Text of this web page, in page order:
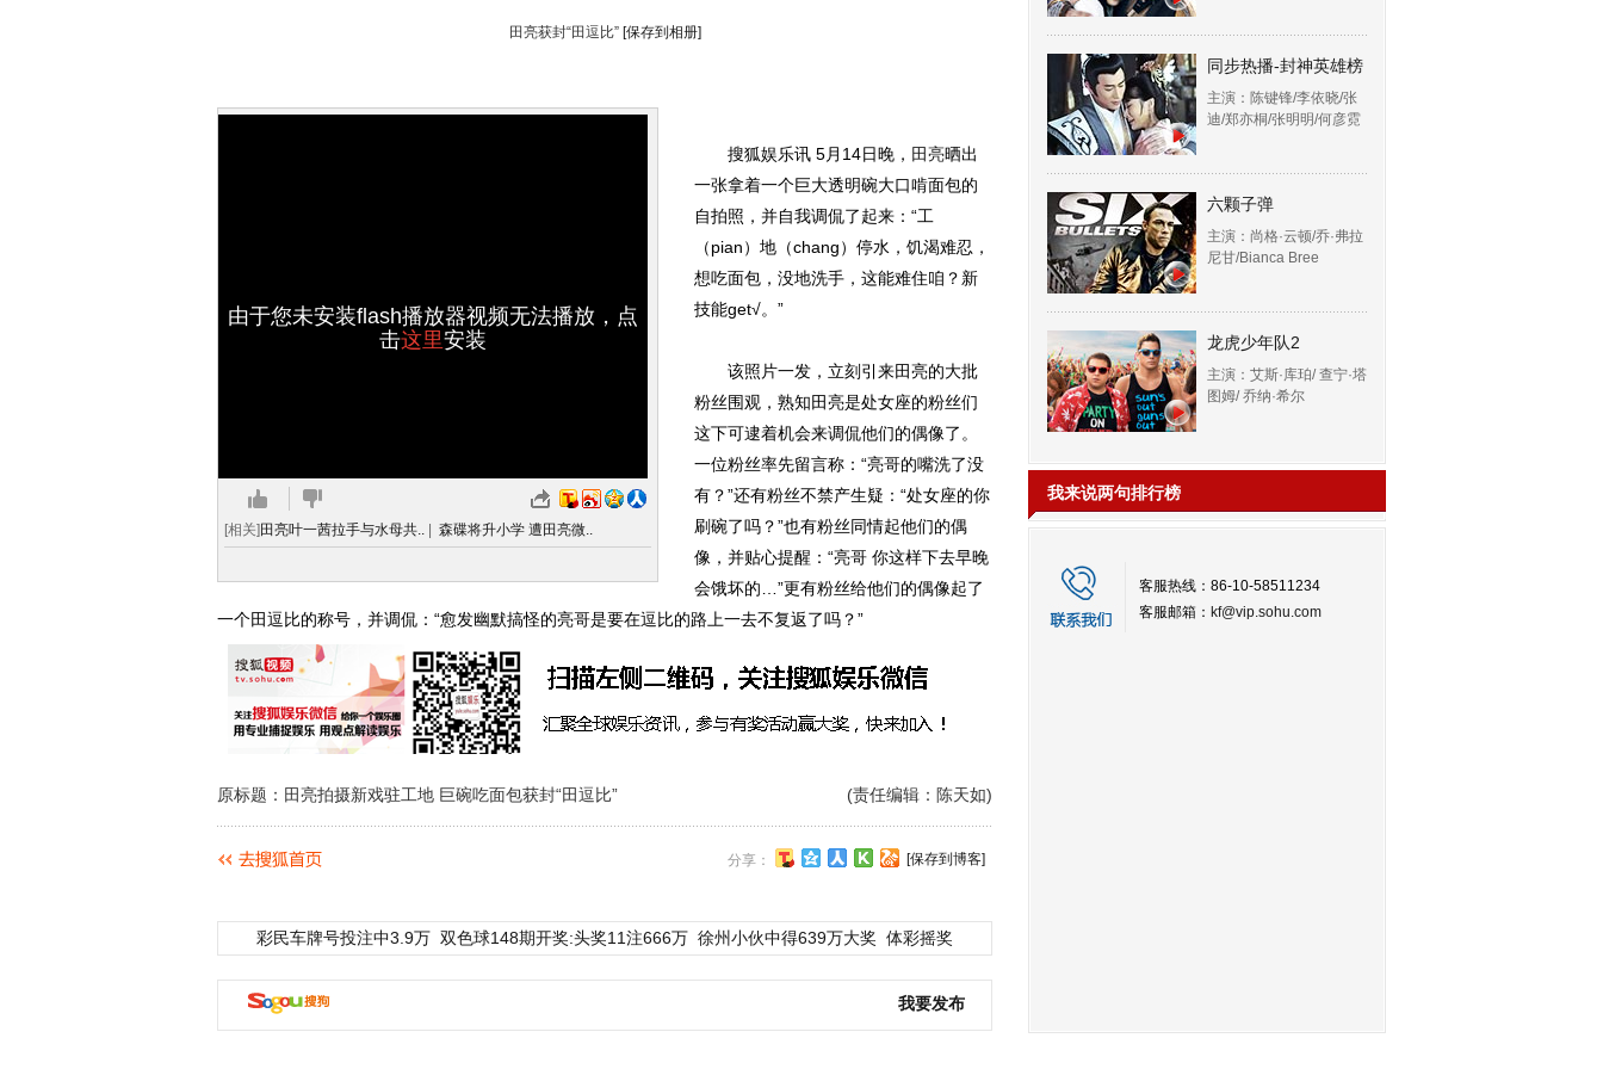
田亮获封“田逗比” [保存到相册]
由于您未安装flash播放器视频无法播放，点
击这里安装
[相关] 田亮叶一茜拉手与水母共.. 森碟将升小学 遭田亮微..
搜狐娱乐讯 5月14日晚， 田亮晒出
一张拿着一个巨大透明碗大口啃面包的
自拍照，并自我调侃了起来：“工
（pian）地（chang）停水，饥渴难忍，
想吃面包，没地洗手，这能难住咱？新
技能get√。”
该照片一发，立刻引来田亮的大批
粉丝围观，熟知田亮是处女座的粉丝们
这下可逮着机会来调侃他们的偶像了。
一位粉丝率先留言称：“亮哥的嘴洗了没
有？”还有粉丝不禁产生疑：“处女座的你
刷碗了吗？”也有粉丝同情起他们的偶
像，并贴心提醒：“亮哥 你这样下去早晚
会饿坏的…”更有粉丝给他们的偶像起了
一个田逗比的称号，并调侃：“愈发幽默搞怪的亮哥是要在逗比的路上一去不复返了吗？”
(责任编辑：陈天如)
原标题：田亮拍摄新戏驻工地 巨碗吃面包获封“田逗比”
分享： [保存到博客]
彩民车牌号投注中3.9万 双色球148期开奖:头奖11注666万 徐州小伙中得639万大奖 体彩摇奖
我要发布
同步热播-封神英雄榜
主演：陈键锋/李依晓/张
迪/郑亦桐/张明明/何彦霓
六颗子弹
主演：尚格·云顿/乔·弗拉
尼甘/Bianca Bree
龙虎少年队2
主演：艾斯·库珀/ 查宁·塔
图姆/ 乔纳·希尔
我来说两句排行榜
客服热线：86-10-58511234
客服邮箱： kf@vip.sohu.com